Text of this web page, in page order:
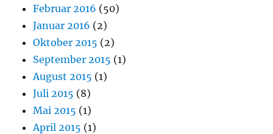
Februar 2016 (50)
Januar 2016 (2)
Oktober 2015 (2)
September 2015 (1)
August 2015 (1)
Juli 2015 (8)
Mai 2015 (1)
April 2015 (1)